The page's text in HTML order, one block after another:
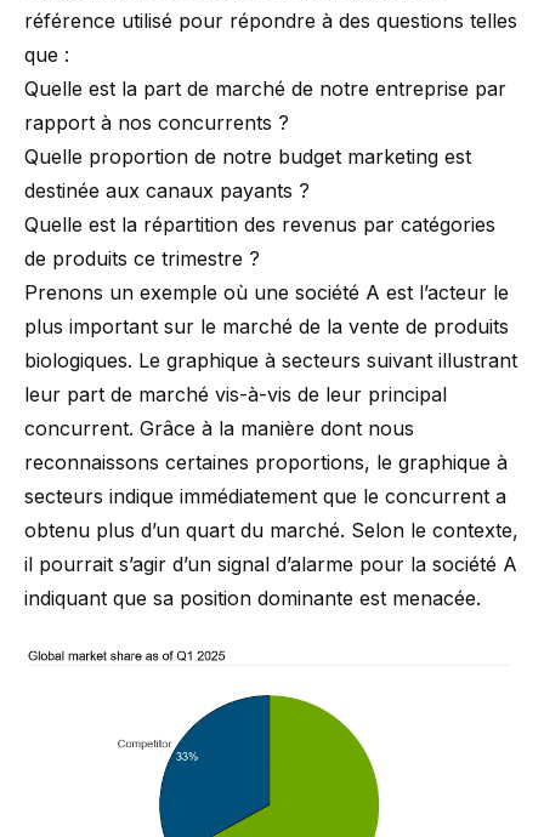
référence utilisé pour répondre à des questions telles
que :
Quelle est la part de marché de notre entreprise par
rapport à nos concurrents ?
Quelle proportion de notre budget marketing est
destinée aux canaux payants ?
Quelle est la répartition des revenus par catégories
de produits ce trimestre ?
Prenons un exemple où une société A est l’acteur le
plus important sur le marché de la vente de produits
biologiques. Le graphique à secteurs suivant illustrant
leur part de marché vis-à-vis de leur principal
concurrent. Grâce à la manière dont nous
reconnaissons certaines proportions, le graphique à
secteurs indique immédiatement que le concurrent a
obtenu plus d’un quart du marché. Selon le contexte,
il pourrait s’agir d’un signal d’alarme pour la société A
indiquant que sa position dominante est menacée.